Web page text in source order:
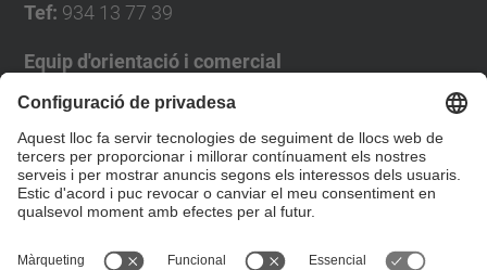
Tef: 934 13 77 39
Equip d'orientació i comercial
José Luís Grande
Tel. 93 4137194
jose.luis.grande@upc.edu
Formulari de contacte